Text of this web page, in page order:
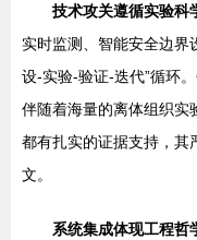
技术攻关遵循实验科
实时监测、智能安全边界
设-实验-验证-迭代”循环
伴随着海量的离体组织实
都有扎实的证据支持，其
文。
系统集成体现工程哲